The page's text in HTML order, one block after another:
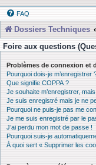
FAQ
Dossiers Techniques
Foire aux questions
Problèmes de connexion et
Pourquoi dois-je m’enregistrer
Que signifie COPPA ?
Je souhaite m’enregistrer,
Je suis enregistré mais je ne
Pourquoi ne puis-je pas me
Je me suis enregistré par le
J’ai perdu mon mot de passe !
Pourquoi suis-je
À quoi sert « Supprimer les